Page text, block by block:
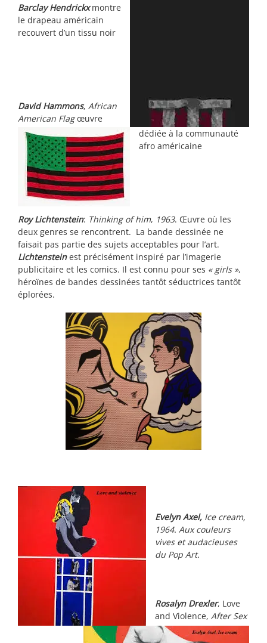
Barclay Hendrickxmontre
le drapeau américain
recouvert d’un tissu noir
David Hammons, African
American Flagœuvre
dédiée à la communauté
afro américaine
Roy Lichtenstein: Thinking of him, 1963. Œuvre où les
deux genres se rencontrent. La bande dessinée ne
faisait pas partie des sujets acceptables pour l’art.
Lichtensteinest précisément inspiré par l’imagerie
publicitaire et les comics. Il est connu pour ses « girls »,
héroïnes de bandes dessinées tantôt séductrices tantôt
éplorées.
Evelyn Axel, Ice cream,
1964. Aux couleurs
vives et audacieuses
du Pop Art.
Rosalyn Drexler, Love
and Violence, After Sex